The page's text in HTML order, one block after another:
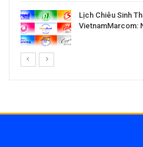
Lịch Chiêu Sinh
VietnamMarcom: